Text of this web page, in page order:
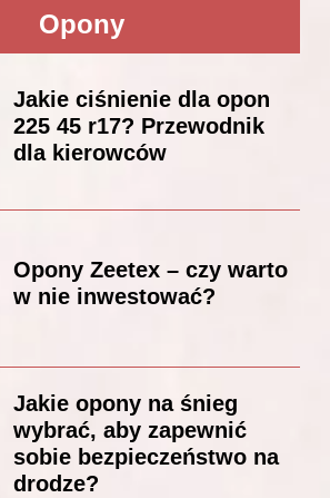
Opony
Jakie ciśnienie dla opon
225 45 r17? Przewodnik
dla kierowców
Opony Zeetex – czy warto
w nie inwestować?
Jakie opony na śnieg
wybrać, aby zapewnić
sobie bezpieczeństwo na
drodze?